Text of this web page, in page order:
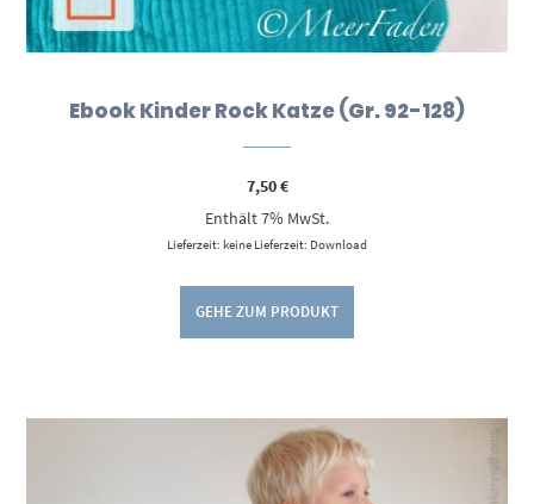
Ebook Kinder Rock Katze (Gr. 92-128)
7,50€
Enthält 7% MwSt.
Lieferzeit: keine Lieferzeit: Download
GEHE ZUM PRODUKT